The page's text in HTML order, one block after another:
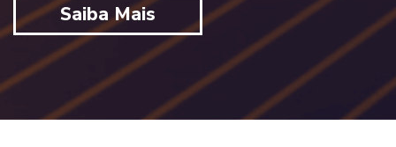
Saiba Mais